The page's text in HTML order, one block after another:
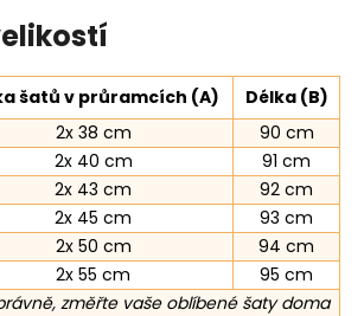
šatů v průramcích (A)
Délka (B)
2x 38 cm
90 cm
2x 40 cm
91 cm
2x 43 cm
92 cm
2x 45 cm
93 cm
2x 50 cm
94 cm
2x 55 cm
95 cm
změřte vaše oblíbené šaty doma